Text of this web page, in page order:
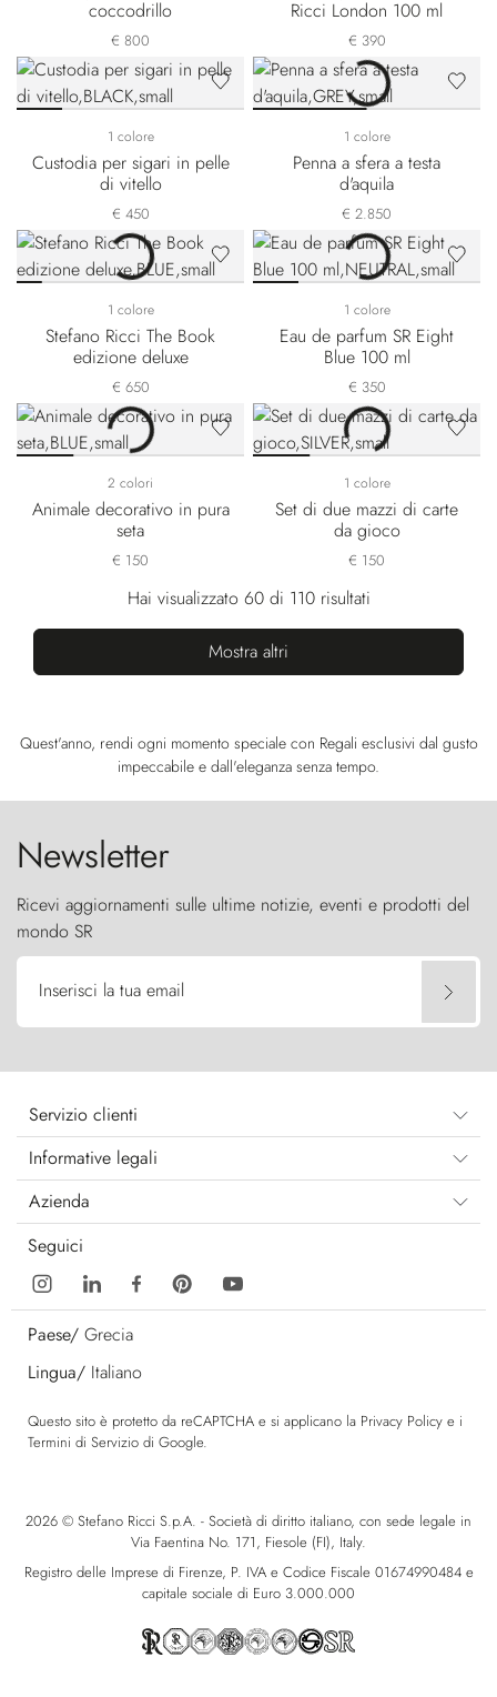
coccodrillo
€ 800
Ricci London 100 ml
€ 390
1 colore
Custodia per sigari in pelle
di vitello
€ 450
1 colore
Penna a sfera a testa
d'aquila
€ 2.850
1 colore
Stefano Ricci The Book
edizione deluxe
€ 650
1 colore
Eau de parfum SR Eight
Blue 100 ml
€ 350
2 colori
Animale decorativo in pura
seta
€ 150
1 colore
Set di due mazzi di carte
da gioco
€ 150
Hai visualizzato 60 di 110 risultati
Mostra altri
Quest'anno, rendi ogni momento speciale con Regali esclusivi dal gusto
impeccabile e dall'eleganza senza tempo.
Newsletter
Ricevi aggiornamenti sulle ultime notizie, eventi e prodotti del
mondo SR
Inserisci la tua email
Servizio clienti
Informative legali
Azienda
Seguici
Paese/ Grecia
Lingua/ Italiano
Questo sito è protetto da reCAPTCHA e si applicano la Privacy Policy e i
Termini di Servizio di Google.
2026 © Stefano Ricci S.p.A. - Società di diritto italiano, con sede legale in
Via Faentina No. 171, Fiesole (FI), Italy.
Registro delle Imprese di Firenze, P. IVA e Codice Fiscale 01674990484 e
capitale sociale di Euro 3.000.000